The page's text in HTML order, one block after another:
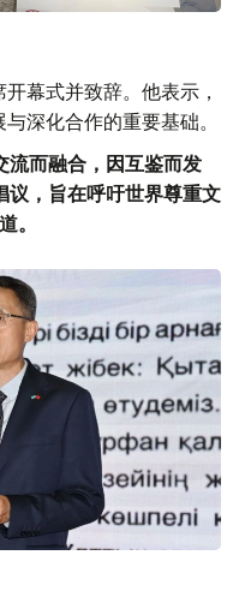
幕式并致辞。他表示，
深化合作的重要基础。
而融合，因互鉴而发
议，旨在呼吁世界尊重文
。